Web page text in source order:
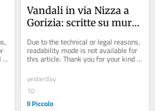
Vandali in via Nizza a
Gorizia: scritte su muri e
Due to the technical or legal reasons,
readability mode is not available for
this article. Thank you for your kind
yesterday
10
Il Piccolo